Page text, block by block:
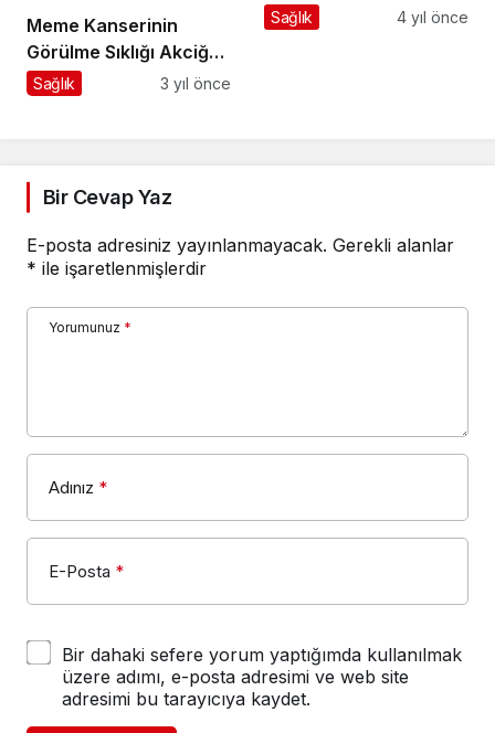
Meme Kanserinin
Görülme Sıklığı Akciğer
Kanserini Geçti
Sağlık 3 yıl önce
Duyguları Artırıyor
Sağlık 4 yıl önce
Bir Cevap Yaz
E-posta adresiniz yayınlanmayacak. Gerekli alanlar
* ile işaretlenmişlerdir
Yorumunuz *
Adınız *
E-Posta *
Bir dahaki sefere yorum yaptığımda kullanılmak
üzere adımı, e-posta adresimi ve web site
adresimi bu tarayıcıya kaydet.